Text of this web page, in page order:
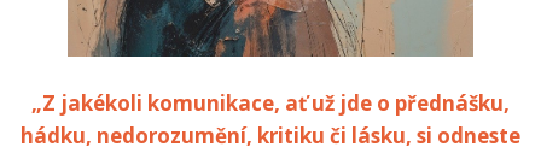
„Z jakékoli komunikace, ať už jde o přednášku,
hádku, nedorozumění, kritiku či lásku, si odneste